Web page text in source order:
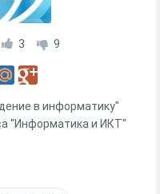
3 9
в информатику"
"Информатика и ИКТ"